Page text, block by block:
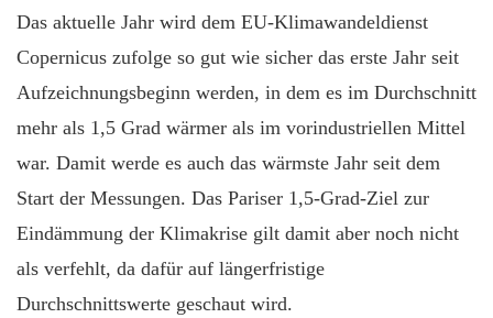
Das aktuelle Jahr wird dem EU-Klimawandeldienst
Copernicus zufolge so gut wie sicher das erste Jahr seit
Aufzeichnungsbeginn werden, in dem es im Durchschnitt
mehr als 1,5 Grad wärmer als im vorindustriellen Mittel
war. Damit werde es auch das wärmste Jahr seit dem
Start der Messungen. Das Pariser 1,5-Grad-Ziel zur
Eindämmung der Klimakrise gilt damit aber noch nicht
als verfehlt, da dafür auf längerfristige
Durchschnittswerte geschaut wird.